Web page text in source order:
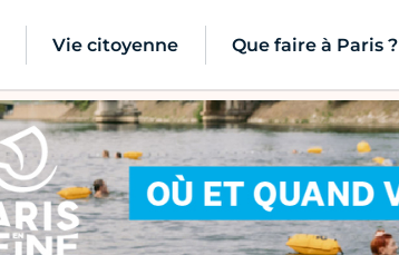
Vie citoyenne Que faire à Paris ?